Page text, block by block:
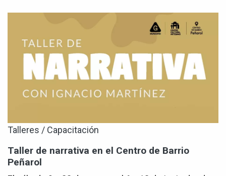
Talleres / Capacitación
Taller de narrativa en el Centro de Barrio
Peñarol